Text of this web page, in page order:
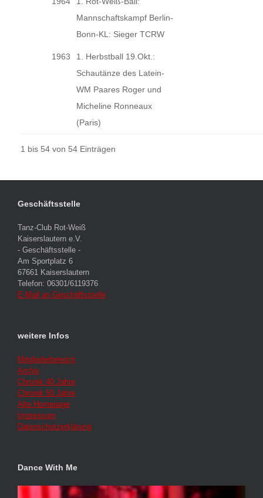
Mannschaftskampf Berlin-
Bonn-KL: Sieger TCRW
1963
1. Herbstball 19.Okt.:
Schautänze des Latein-
WM Paares Roger und
Micheline Ronneaux
(Paris)
1 bis 54 von 54 Einträgen
Geschäftsstelle
Tanz-Club Rot-Weiß
Kaiserslautern e.V.
- Geschäftsstelle -
Am Sportplatz 6
67661 Kaiserslautern
Telefon: 06301/6119376
E-Mail an Geschäftsstelle
weitere Infos
Mitgliederbereich
Archiv
Chronik 40 Jahre
Chronik 50 Jahre
Alte Homepage
Impressum
Datenschutzerklärung
Dance With Me